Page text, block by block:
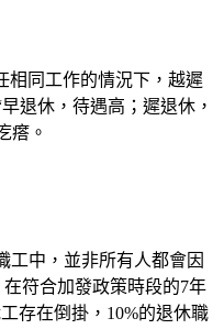
相同工作的情況下，越遲
退休，待遇高；遲退休，
瘩。
工中，並非所有人都會因
在符合加發政策時段的7年
存在倒掛，10%的退休職